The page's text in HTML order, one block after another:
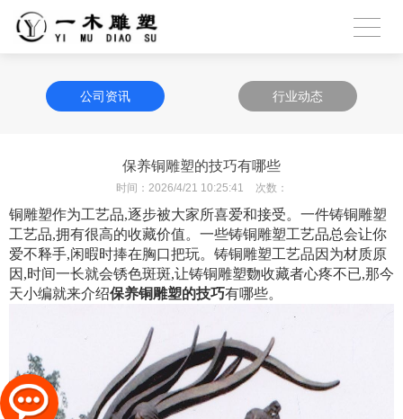
公司资讯 行业动态
保养铜雕塑的技巧有哪些
时间： 2026/4/21 10:25:41 次数：
铜雕塑作为工艺品,逐步被大家所喜爱和接受。一件铸铜雕塑
工艺品,拥有很高的收藏价值。一些铸铜雕塑工艺品总会让你
爱不释手,闲暇时捧在胸口把玩。铸铜雕塑工艺品因为材质原
因,时间一长就会锈色斑斑,让铸铜雕塑覅收藏者心疼不已,那今
天小编就来介绍保养铜雕塑的技巧有哪些。